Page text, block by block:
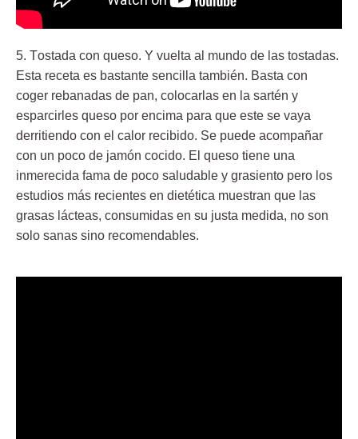
5. Tostada con queso. Y vuelta al mundo de las tostadas.
Esta receta es bastante sencilla también. Basta con
coger rebanadas de pan, colocarlas en la sartén y
esparcirles queso por encima para que este se vaya
derritiendo con el calor recibido. Se puede acompañar
con un poco de jamón cocido. El queso tiene una
inmerecida fama de poco saludable y grasiento pero los
estudios más recientes en dietética muestran que las
grasas lácteas, consumidas en su justa medida, no son
solo sanas sino recomendables.